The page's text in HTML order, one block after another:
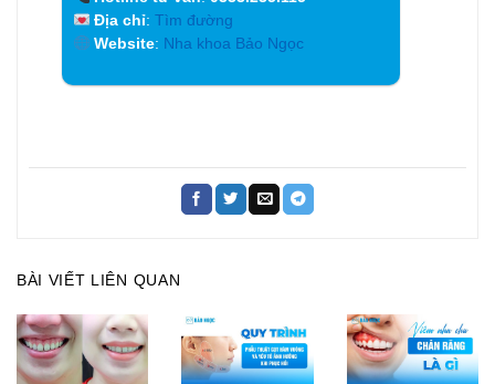
Địa chỉ:Tìm đường
Website: Nha khoa Bảo Ngọc
BÀI VIẾT LIÊN QUAN